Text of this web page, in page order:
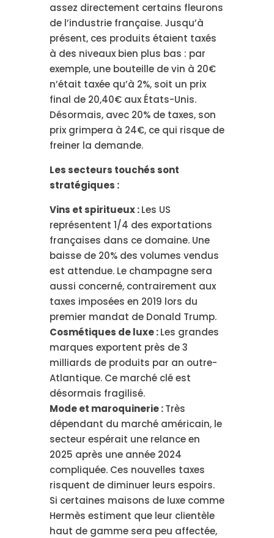
assez directement certains fleurons
de l’industrie française. Jusqu’à
présent, ces produits étaient taxés
à des niveaux bien plus bas : par
exemple, une bouteille de vin à 20€
n’était taxée qu’à 2%, soit un prix
final de 20,40€ aux États-Unis.
Désormais, avec 20% de taxes, son
prix grimpera à 24€, ce qui risque de
freiner la demande.
Les secteurs touchés sont
stratégiques :
Vins et spiritueux :Les US
représentent 1/4 des exportations
françaises dans ce domaine. Une
baisse de 20% des volumes vendus
est attendue. Le champagne sera
aussi concerné, contrairement aux
taxes imposées en 2019 lors du
premier mandat de Donald Trump.
Cosmétiques de luxe :Les grandes
marques exportent près de 3
milliards de produits par an outre-
Atlantique. Ce marché clé est
désormais fragilisé.
Mode et maroquinerie :Très
dépendant du marché américain, le
secteur espérait une relance en
2025 après une année 2024
compliquée. Ces nouvelles taxes
risquent de diminuer leurs espoirs.
Si certaines maisons de luxe comme
Hermès estiment que leur clientèle
haut de gamme sera peu affectée,